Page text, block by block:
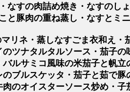
・なすの肉詰め焼き・なすのし
と豚肉の重ね蒸し・なすとミ
リネ・蒸しなすごま衣和え・
のツナタルタルソース・茄子の
バルサミコ風味の米茄子と帆立
のブルスケッタ ・茄子と茹で
のオイスターソース炒め・子